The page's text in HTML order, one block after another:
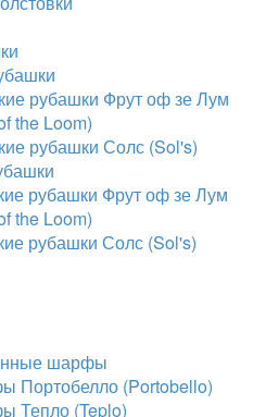
рубашки Фрут оф зе Лум
the Loom)
рубашки Солс (Sol's)
рубашки Фрут оф зе Лум
the Loom)
рубашки Солс (Sol's)
шарфы
Портобелло (Portobello)
Тепло (Teplo)